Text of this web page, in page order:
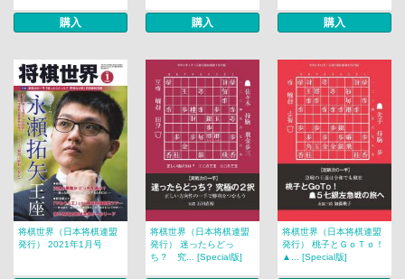
購入 購入 購入
将棋世界（日本将棋連盟
発行） 2021年1月号
将棋世界（日本将棋連盟
発行） 迷ったらどっ
ち？ 究... [Special版]
将棋世界（日本将棋連盟
発行） 桃子とＧｏＴｏ！
▲... [Special版]